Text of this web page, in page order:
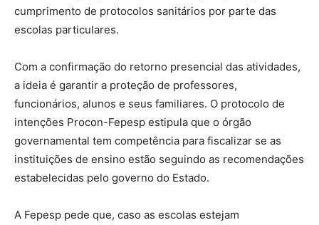
cumprimento de protocolos sanitários por parte das
escolas particulares.
Com a confirmação do retorno presencial das atividades,
a ideia é garantir a proteção de professores,
funcionários, alunos e seus familiares. O protocolo de
intenções Procon-Fepesp estipula que o órgão
governamental tem competência para fiscalizar se as
instituições de ensino estão seguindo as recomendações
estabelecidas pelo governo do Estado.
A Fepesp pede que, caso as escolas estejam